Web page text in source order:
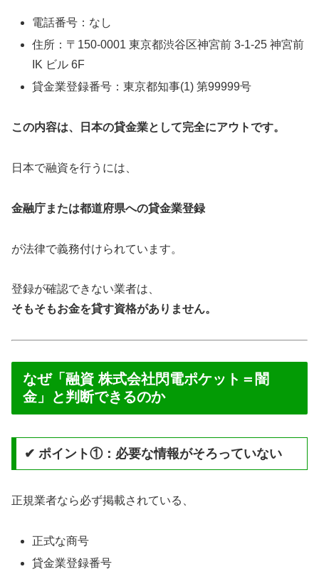
電話番号：なし
住所：〒150-0001 東京都渋谷区神宮前 3-1-25 神宮前
IK ビル 6F
貸金業登録番号：東京都知事(1) 第99999号
この内容は、日本の貸金業として完全にアウトです。
日本で融資を行うには、
金融庁または都道府県への貸金業登録
が法律で義務付けられています。
登録が確認できない業者は、
そもそもお金を貸す資格がありません。
なぜ「融資 株式会社閃電ポケット＝闇
金」と判断できるのか
✔ ポイント①：必要な情報がそろっていない
正規業者なら必ず掲載されている、
正式な商号
貸金業登録番号